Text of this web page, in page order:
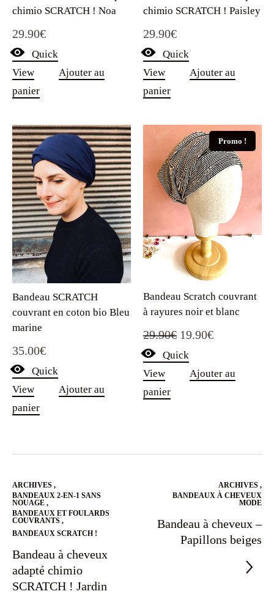
chimio SCRATCH ! Noa
29.90€
Quick
View
Ajouter au
panier
chimio SCRATCH ! Paisley
29.90€
Quick
View
Ajouter au
panier
Bandeau SCRATCH
couvrant en coton bio Bleu
marine
35.00€
Quick
View
Ajouter au
panier
Promo !
Bandeau Scratch couvrant
à rayures noir et blanc
29.90€ Le
prix
initial
19.90€Le
actuel
Quick
View
Ajouter au
panier
ARCHIVES ,
BANDEAUX 2-EN-1 SANS
NOUAGE ,
BANDEAUX ET FOULARDS
COUVRANTS ,
BANDEAUX SCRATCH !
Bandeau à cheveux
adapté chimio
SCRATCH ! Jardin
ARCHIVES ,
BANDEAUX À CHEVEUX
MODE
Bandeau à cheveux –
Papillons beiges